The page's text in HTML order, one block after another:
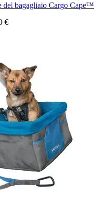
del bagagliaio Cargo Cape™
€